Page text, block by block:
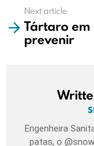
Next article
Tártaro em
prevenir
Engenheira
patas, o